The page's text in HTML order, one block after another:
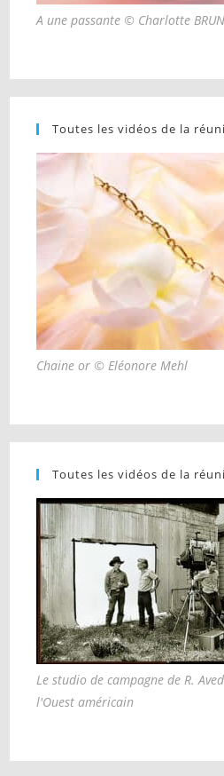
A une passante © Charlotte
Toutes les vidéos de la
Chaine or © Eléonore Mehl
Toutes les vidéos de la
Le studio de campagne de R.
l'Ouest américain